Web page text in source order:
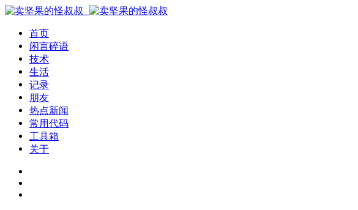
首页
闲言碎语
技术
生活
记录
朋友
热点新闻
常用代码
工具箱
关于